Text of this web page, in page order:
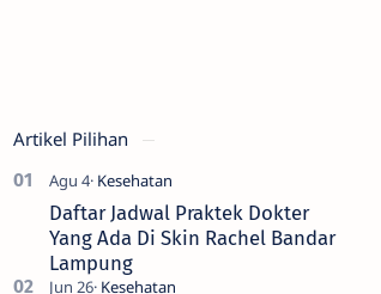
Artikel Pilihan
Daftar Jadwal Praktek Dokter
Yang Ada Di Skin Rachel Bandar
Lampung